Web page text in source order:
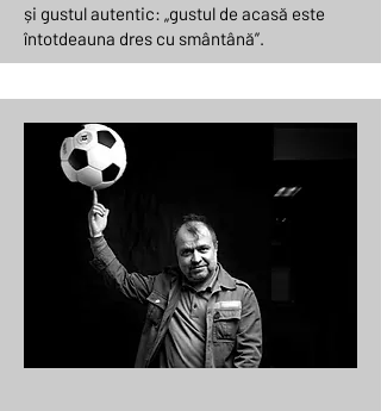
și gustul autentic: „gustul de acasă este
întotdeauna dres cu smântână”.